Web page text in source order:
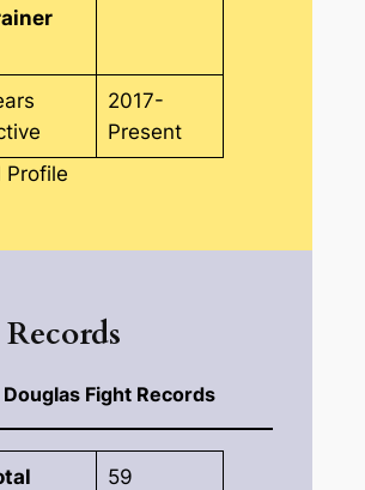
2017-
Present
Profile
Fight Records
59